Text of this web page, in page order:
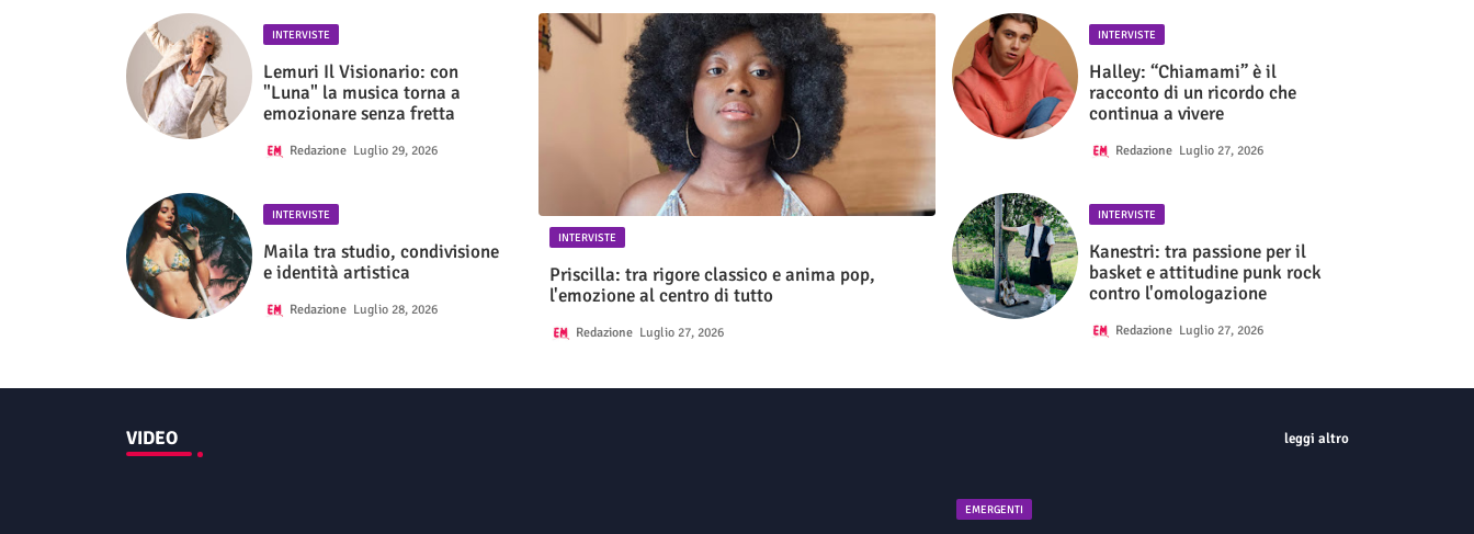
INTERVISTE
Lemuri Il Visionario: con
"Luna" la musica torna a
emozionare senza fretta
Redazione Luglio 29, 2026
INTERVISTE
Maila tra studio, condivisione
e identità artistica
Redazione Luglio 28, 2026
INTERVISTE
Priscilla: tra rigore classico e anima pop,
l'emozione al centro di tutto
Redazione Luglio 27, 2026
INTERVISTE
Halley: “Chiamami” è il
racconto di un ricordo che
continua a vivere
Redazione Luglio 27, 2026
INTERVISTE
Kanestri: tra passione per il
basket e attitudine punk rock
contro l'omologazione
Redazione Luglio 27, 2026
VIDEO leggi altro
EMERGENTI